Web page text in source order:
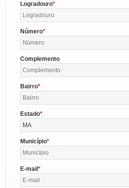
Logradouro
Número
Complemento
Bairro
Estado
MA
Município
E-mail